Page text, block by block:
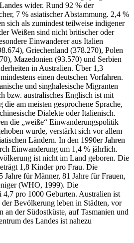
wider. Rund 92 % der
7 % asiatischer Abstammung. 2,4 %
sich als zumindest teilweise indigener
Weißen sind nicht britischer oder
Einwanderer aus Italien
Griechenland (378.270), Polen
Mazedonien (93.570) und Serbien
in Australien. Über 1,3
einen deutschen Vorfahren.
und singhalesische Migranten
bzw. australisches Englisch ist mit
am meisten gesprochene Sprache,
Dialekte oder Italienisch.
die „weiße“ Einwanderungspolitik
wurde, verstärkt sich vor allem
Ländern. In den 1990er Jahren
Einwanderung um 1,4 % jährlich.
ist nicht im Land geboren. Die
1,8 Kinder pro Frau. Die
Jahre für Männer, 81 Jahre für Frauen,
(WHO, 1999). Die
pro 1000 Geburten. Australien ist
Bevölkerung leben in Städten, vor
an der Südostküste, auf Tasmanien und
des Landes ist nahezu